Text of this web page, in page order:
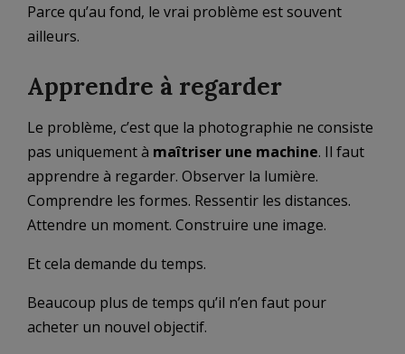
Parce qu’au fond, le vrai problème est souvent
ailleurs.
Apprendre à regarder
Le problème, c’est que la photographie ne consiste
pas uniquement à maîtriser une machine. Il faut
apprendre à regarder. Observer la lumière.
Comprendre les formes. Ressentir les distances.
Attendre un moment. Construire une image.
Et cela demande du temps.
Beaucoup plus de temps qu’il n’en faut pour
acheter un nouvel objectif.